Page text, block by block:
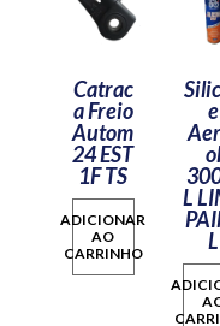
Catrac
a Freio
Autom
24 EST
1F TS
ADICIONAR
AO
CARRINHO
e
L
L